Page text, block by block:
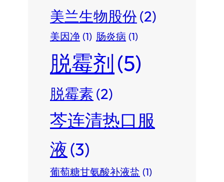
美兰生物股份(2)
美因净 (1) 肠炎病 (1)
脱霉剂(5)
脱霉素(2)
芩连清热口服
液(3)
葡萄糖甘氨酸补液盐 (1)